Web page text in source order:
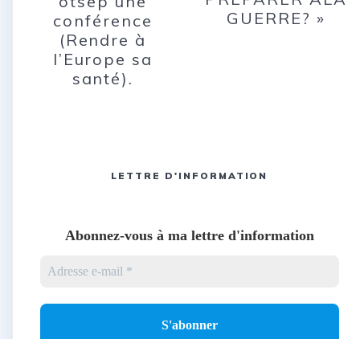
conférence
(Rendre à
l’Europe sa
santé).
GUERRE? »
LETTRE D'INFORMATION
Abonnez-vous à ma lettre d'information